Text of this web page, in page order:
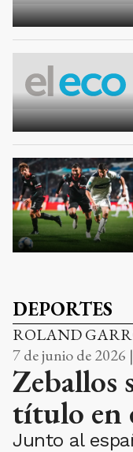
DEPORTES
ROLAND
7 de junio de 2026
Zeballos
título en
Junto al